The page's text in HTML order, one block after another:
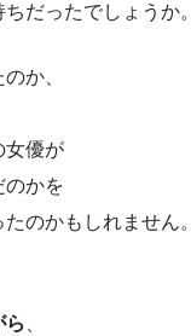
だったでしょうか。
か、
女優が
のかを
のかもしれません。
ら